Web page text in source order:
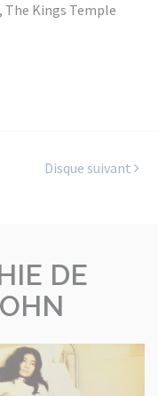
The Kings Temple
Disque suivant
DE